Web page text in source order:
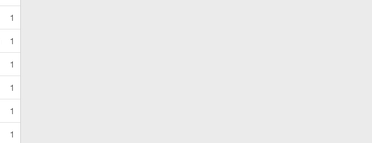
1
1
1
1
1
1